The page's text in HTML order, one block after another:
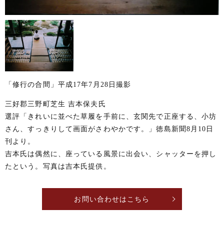
「修行の合間」平成17年7月28日撮影
三好郡三野町芝生 吉本保夫氏
選評「きれいに並べた草履を手前に、玄関先で正座する、小坊
さん、すっきりして画面がさわやかです。」徳島新聞8月10日
刊より。
吉本氏は偶然に、座っている風景に出会い、シャッターを押し
たという。写真は吉本氏提供。
お問い合わせはこちら